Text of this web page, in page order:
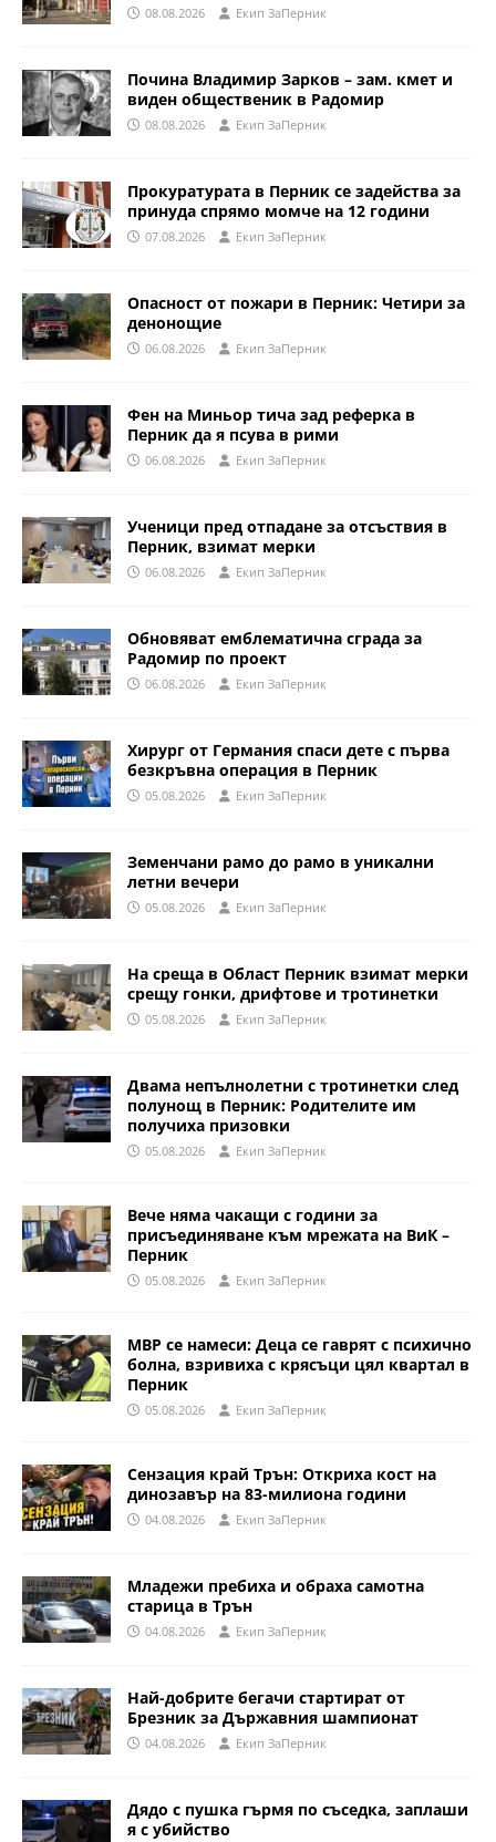
08.08.2026 Eкип ЗаПерник
Почина Владимир Зарков – зам. кмет и
виден общественик в Радомир
08.08.2026 Eкип ЗаПерник
Прокуратурата в Перник се задейства за
принуда спрямо момче на 12 години
07.08.2026 Eкип ЗаПерник
Опасност от пожари в Перник: Четири за
денонощие
06.08.2026 Eкип ЗаПерник
Фен на Миньор тича зад реферка в
Перник да я псува в рими
06.08.2026 Eкип ЗаПерник
Ученици пред отпадане за отсъствия в
Перник, взимат мерки
06.08.2026 Eкип ЗаПерник
Обновяват емблематична сграда за
Радомир по проект
06.08.2026 Eкип ЗаПерник
Хирург от Германия спаси дете с първа
безкръвна операция в Перник
05.08.2026 Eкип ЗаПерник
Земенчани рамо до рамо в уникални
летни вечери
05.08.2026 Eкип ЗаПерник
На среща в Област Перник взимат мерки
срещу гонки, дрифтове и тротинетки
05.08.2026 Eкип ЗаПерник
Двама непълнолетни с тротинетки след
полунощ в Перник: Родителите им
получиха призовки
05.08.2026 Eкип ЗаПерник
Вече няма чакащи с години за
присъединяване към мрежата на ВиК –
Перник
05.08.2026 Eкип ЗаПерник
МВР се намеси: Деца се гаврят с психично
болна, взривиха с крясъци цял квартал в
Перник
05.08.2026 Eкип ЗаПерник
Сензация край Трън: Откриха кост на
динозавър на 83-милиона години
04.08.2026 Eкип ЗаПерник
Младежи пребиха и обраха самотна
старица в Трън
04.08.2026 Eкип ЗаПерник
Най-добрите бегачи стартират от
Брезник за Държавния шампионат
04.08.2026 Eкип ЗаПерник
Дядо с пушка гърмя по съседка, заплаши
я с убийство